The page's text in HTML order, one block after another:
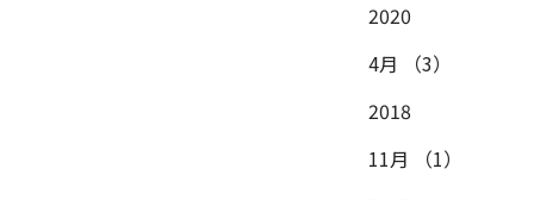
2020
4月
（3）
2018
11月
（1）